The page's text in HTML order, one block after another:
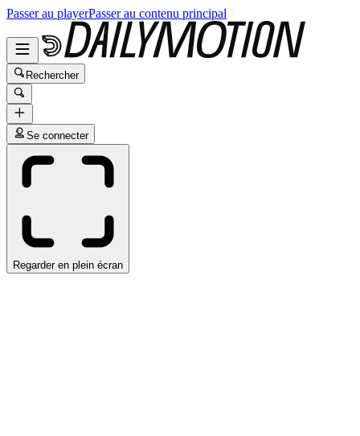
Passer au playerPasser au contenu principal
Rechercher
Se connecter
Regarder en plein écran